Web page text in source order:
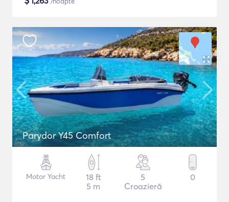
Parydor Y45 Comfort
Motor Yacht
18 ft
5 m
5
Croazieră
0